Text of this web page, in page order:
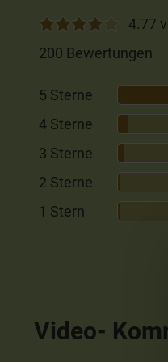
4.77
200 Bewertungen
5 Sterne
4 Sterne
3 Sterne
2 Sterne
1 Stern
Video-